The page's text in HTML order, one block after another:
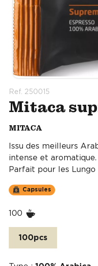
Ref. 250015
Mitaca
MITACA
Issu des meilleurs
intense et aromatique.
Parfait pour les
Capsules
100
100pcs